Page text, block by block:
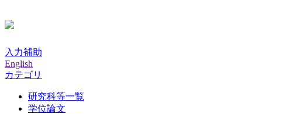
入力補助
English
カテゴリ
研究科等一覧
学位論文